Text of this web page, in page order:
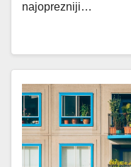
najoprezniji…